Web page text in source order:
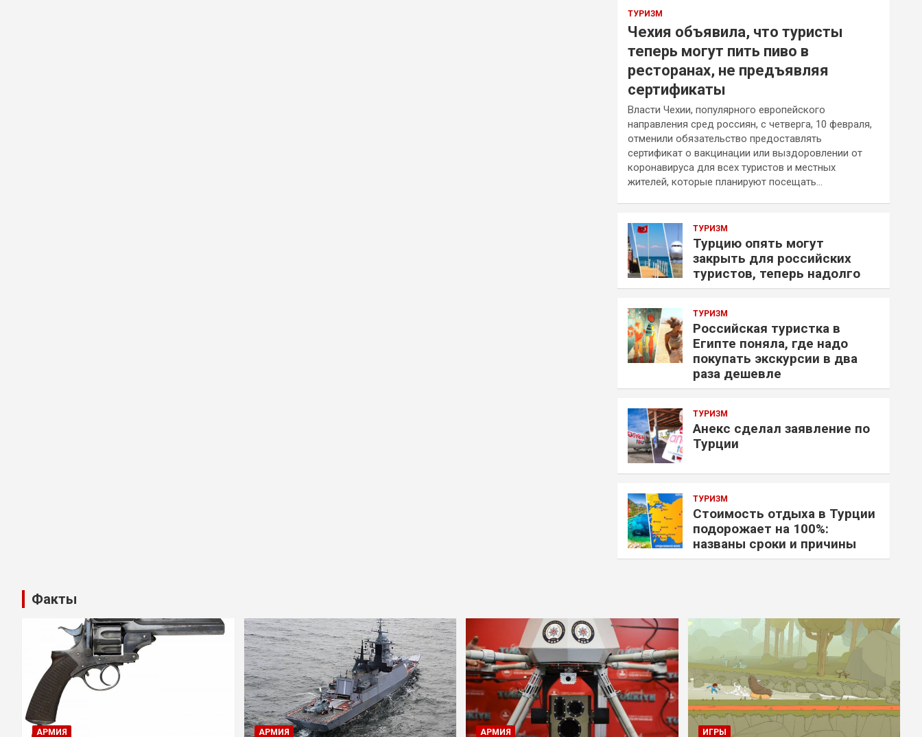
ТУРИЗМ
Чехия объявила, что туристы
теперь могут пить пиво в
ресторанах, не предъявляя
сертификаты
Власти Чехии, популярного европейского
направления сред россиян, с четверга, 10 февраля,
отменили обязательство предоставлять
сертификат о вакцинации или выздоровлении от
коронавируса для всех туристов и местных
жителей, которые планируют посещать…
ТУРИЗМ
Турцию опять могут
закрыть для российских
туристов, теперь надолго
ТУРИЗМ
Российская туристка в
Египте поняла, где надо
покупать экскурсии в два
раза дешевле
ТУРИЗМ
Анекс сделал заявление по
Турции
ТУРИЗМ
Стоимость отдыха в Турции
подорожает на 100%:
названы сроки и причины
Факты
АРМИЯ АРМИЯ АРМИЯ ИГРЫ